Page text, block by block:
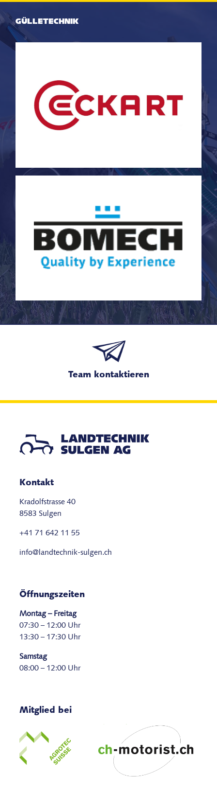
GÜLLETECHNIK
Team kontaktieren
Kontakt
Kradolfstrasse 40
8583 Sulgen
+41 71 642 11 55
info@landtechnik-sulgen.ch
Öffnungszeiten
Montag – Freitag
07:30 – 12:00 Uhr
13:30 – 17:30 Uhr
Samstag
08:00 – 12:00 Uhr
Mitglied bei